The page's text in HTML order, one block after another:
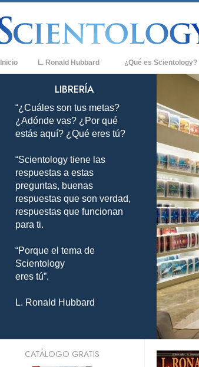
Inicio L. Ronald Hubbard ¿Qué es Scientology?
Credos y Códigos de
Qué dicen los
Scientology
Conoce a un
Dentro de una Iglesia
Los Principios Básicos
Una Introducción a
Amor y Odio: ¿Qué es
LIBRERÍA
“¿Cuáles son tus metas?
¿Adónde vas? ¿Por qué
estás aquí? ¿Qué eres tú?
“Scientology tiene las
respuestas a estas
preguntas, buenas
respuestas que son verdad,
respuestas que funcionan
para ti.
“Porque el tema de
Scientology
eres tú”.
L. Ronald Hubbard
CATÁLOGO GRATIS